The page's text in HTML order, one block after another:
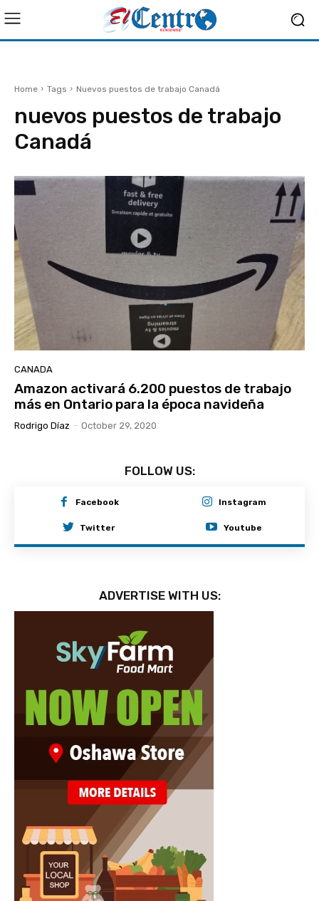
Home Tags Nuevos puestos de trabajo Canadá
nuevos puestos de trabajo
Canadá
CANADA
Amazon activará 6.200 puestos de trabajo
más en Ontario para la época navideña
Rodrigo Díaz - October 29, 2020
FOLLOW US:
Facebook Instagram
Twitter Youtube
ADVERTISE WITH US: